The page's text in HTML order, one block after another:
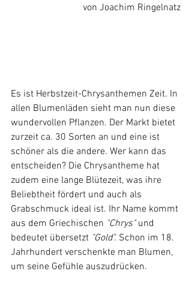
			von Joachim Ringelnatz
Es ist Herbstzeit-Chrysanthemen Zeit. In
allen Blumenläden sieht man nun diese
wundervollen Pflanzen. Der Markt bietet
zurzeit ca. 30 Sorten an und eine ist
schöner als die andere. Wer kann das
entscheiden? Die Chrysantheme hat
zudem eine lange Blütezeit, was ihre
Beliebtheit fördert und auch als
Grabschmuck ideal ist. Ihr Name kommt
aus dem Griechischen "Chrys" und
bedeutet übersetzt "Gold". Schon im 18.
Jahrhundert verschenkte man Blumen,
um seine Gefühle auszudrücken.